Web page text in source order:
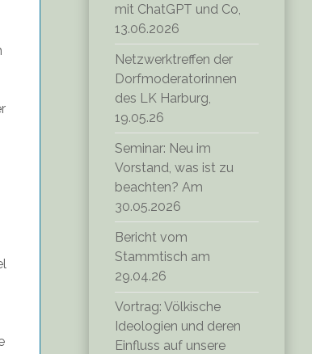
mit ChatGPT und Co,
13.06.2026
Netzwerktreffen der
Dorfmoderatorinnen
des LK Harburg,
19.05.26
Seminar: Neu im
Vorstand, was ist zu
beachten? Am
30.05.2026
Bericht vom
Stammtisch am
29.04.26
Vortrag: Völkische
Ideologien und deren
Einfluss auf unsere